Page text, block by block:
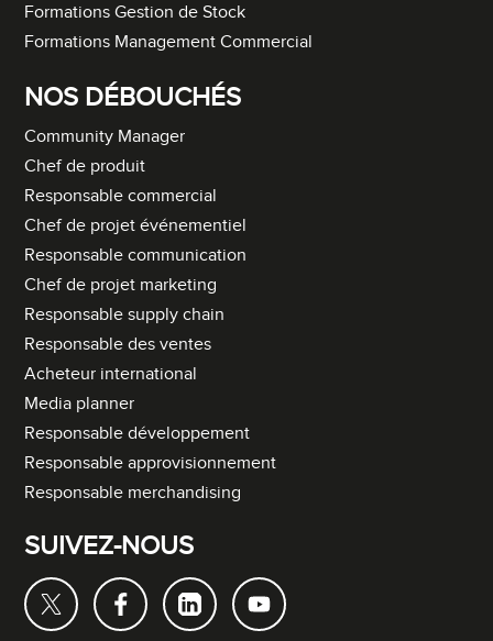
Formations Gestion de Stock
Formations Management Commercial
NOS DÉBOUCHÉS
Community Manager
Chef de produit
Responsable commercial
Chef de projet événementiel
Responsable communication
Chef de projet marketing
Responsable supply chain
Responsable des ventes
Acheteur international
Media planner
Responsable développement
Responsable approvisionnement
Responsable merchandising
SUIVEZ-NOUS